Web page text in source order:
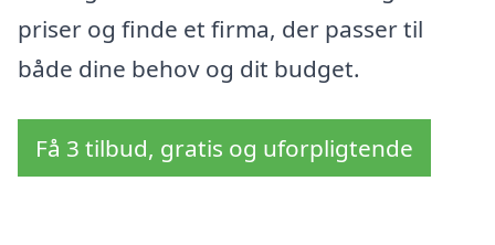
priser og finde et firma, der passer til
både dine behov og dit budget.
Få 3 tilbud, gratis og uforpligtende